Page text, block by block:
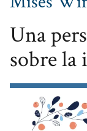
Una
sobre la